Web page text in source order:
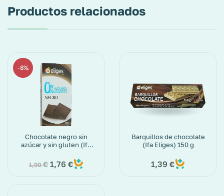
Productos relacionados
8%
Chocolate negro sin
azúcar y sin gluten (Ifa
g
1,90€ 1,76 €
Barquillos de chocolate
(Ifa Eliges) 150 g
1,39 €